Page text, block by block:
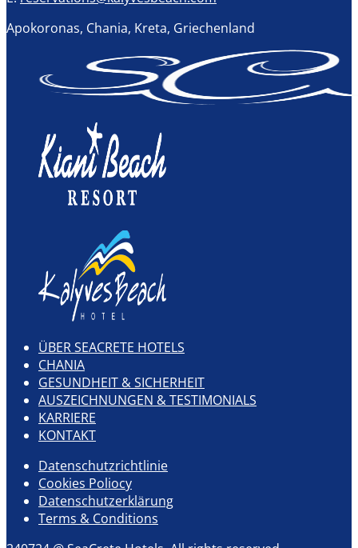
Apokoronas, Chania, Kreta, Griechenland
ÜBER SEACRETE HOTELS
CHANIA
GESUNDHEIT & SICHERHEIT
AUSZEICHNUNGEN & TESTIMONIALS
KARRIERE
KONTAKT
Datenschutzrichtlinie
Cookies Poliocy
Datenschutzerklärung
Terms & Conditions